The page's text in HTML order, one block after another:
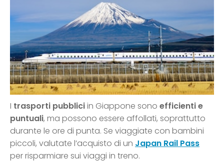
I trasporti pubbliciin Giappone sono efficienti e
puntuali, ma possono essere affollati, soprattutto
durante le ore di punta. Se viaggiate con bambini
piccoli, valutate l’acquisto di un Japan Rail Pass
per risparmiare sui viaggi in treno.